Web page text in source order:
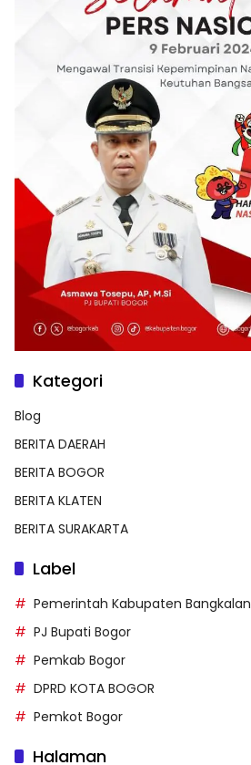
Kategori
Blog
BERITA DAERAH
BERITA BOGOR
BERITA KLATEN
BERITA SURAKARTA
Label
Pemerintah Kabupaten Bangkalan
PJ Bupati Bogor
Pemkab Bogor
DPRD KOTA BOGOR
Pemkot Bogor
Halaman